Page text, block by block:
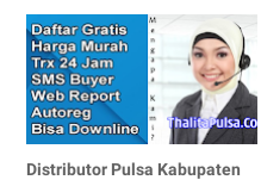
Distributor Pulsa Kabupaten